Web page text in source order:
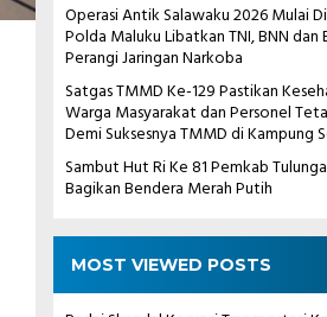
Operasi Antik Salawaku 2026 Mulai
Polda Maluku Libatkan TNI, BNN dan
Perangi Jaringan Narkoba
Satgas TMMD Ke-129 Pastikan
Warga Masyarakat dan Personel
Demi Suksesnya TMMD di Kampung
Sambut Hut Ri Ke 81 Pemkab
Bagikan Bendera Merah Putih
MOST VIEWED POSTS